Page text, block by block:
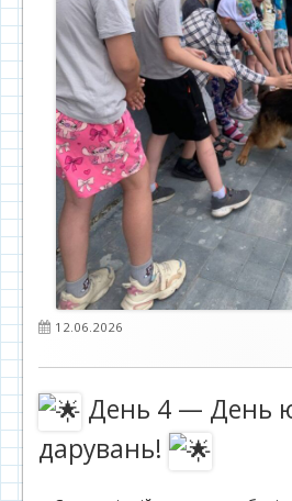
Опубліковано
12.06.2026
День 4 — День
дарувань!